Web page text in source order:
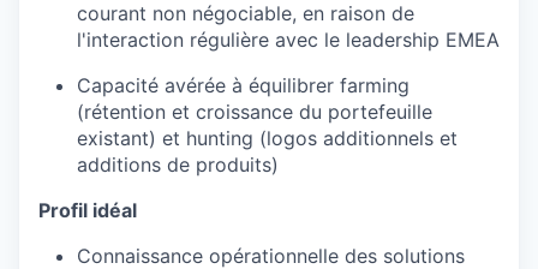
courant non négociable, en raison de
l'interaction régulière avec le leadership EMEA
Capacité avérée à équilibrer farming
(rétention et croissance du portefeuille
existant) et hunting (logos additionnels et
additions de produits)
Profil idéal
Connaissance opérationnelle des solutions